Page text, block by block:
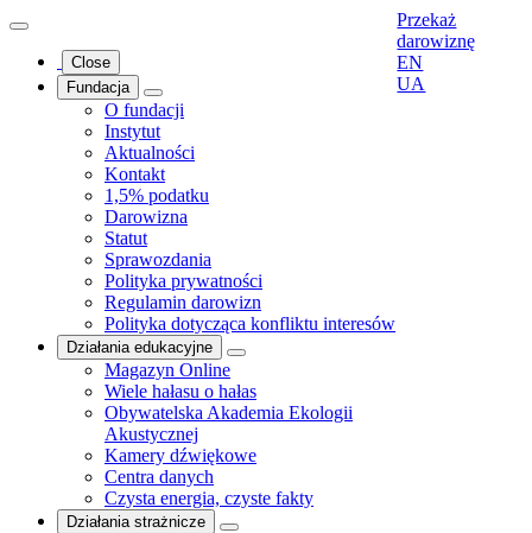
Close
Fundacja
O fundacji
Instytut
Aktualności
Kontakt
1,5% podatku
Darowizna
Statut
Sprawozdania
Polityka prywatności
Regulamin darowizn
Polityka dotycząca konfliktu interesów
Działania edukacyjne
Magazyn Online
Wiele hałasu o hałas
Obywatelska Akademia Ekologii
Akustycznej
Kamery dźwiękowe
Centra danych
Czysta energia, czyste fakty
Działania strażnicze
Przekaż
darowiznę
EN
UA